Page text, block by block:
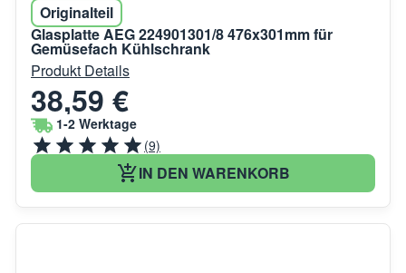
Originalteil
Glasplatte AEG 224901301/8 476x301mm für
Gemüsefach Kühlschrank
Produkt Details
38,59 €
1-2 Werktage
(9)
IN DEN WARENKORB